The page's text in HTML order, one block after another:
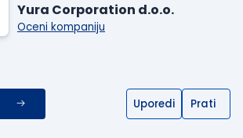
Yura Corporation d.o.o.
Oceni kompaniju
Uporedi Prati